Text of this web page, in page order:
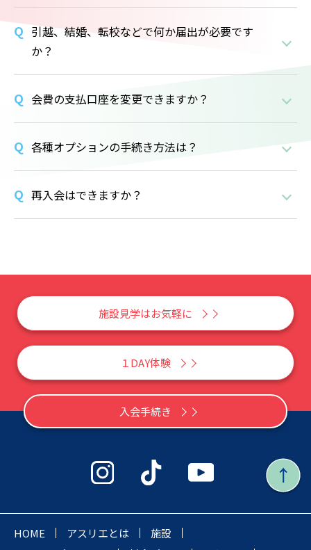
引越、結婚、転校などで何か届出が必要です
か？
会費の支払口座を変更できますか？
各種オプションの手続き方法は？
再入会はできますか？
施設見学はお気軽に
１DAY体験
入会手続き
HOME アスリエとは
施設